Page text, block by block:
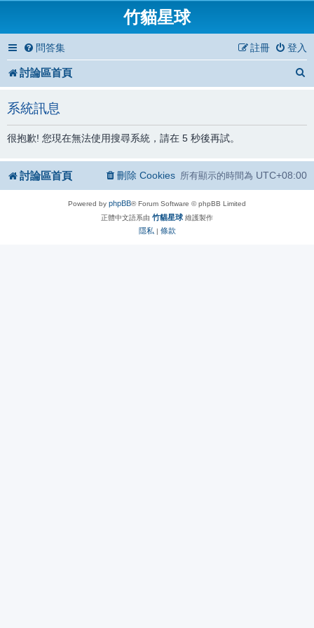
竹貓星球
問答集 登入
註冊
討論區首頁
系統訊息
很抱歉! 您現在無法使用搜尋系統，請在 5 秒後再試。
討論區首頁 所有顯示的時間為 UTC+08:00
刪除 Cookies
Powered by phpBB® Forum Software © phpBB Limited
正體中文語系由 竹貓星球 維護製作
隱私 | 條款